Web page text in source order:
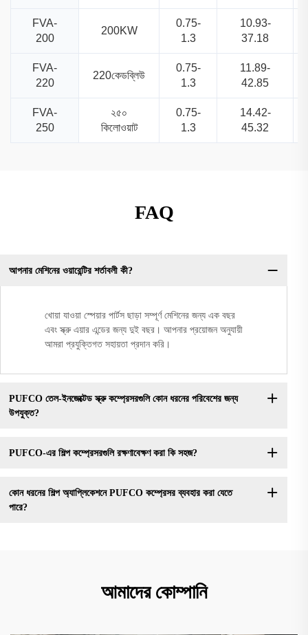
FVA-
200
200KW
0.75-
1.3
10.93-
37.18
FVA-
220
220কেডব্লিউ
0.75-
1.3
11.89-
42.85
FVA-
250
২৫০
কিলোওয়াট
0.75-
1.3
14.42-
45.32
FAQ
আপনার মেশিনের ওয়ারেন্টির শর্তাবলী কী?
খোয়া যাওয়া স্পেয়ার পার্টস ছাড়া সম্পূর্ণ মেশিনের জন্য এক বছর
এবং স্ক্রু এয়ার এন্ডের জন্য দুই বছর। আপনার প্রয়োজন অনুযায়ী
আমরা প্রযুক্তিগত সহায়তা প্রদান করি।
PUFCO তেল-ইনজেক্টেড স্ক্রু কম্প্রেসরগুলি কোন ধরনের পরিবেশের জন্য
উপযুক্ত?
PUFCO-এর শিল্প কম্প্রেসরগুলি রক্ষণাবেক্ষণ করা কি সহজ?
কোন ধরনের শিল্প অ্যাপ্লিকেশনে PUFCO কম্প্রেসর ব্যবহার করা যেতে
পারে?
আমাদের কোম্পানি